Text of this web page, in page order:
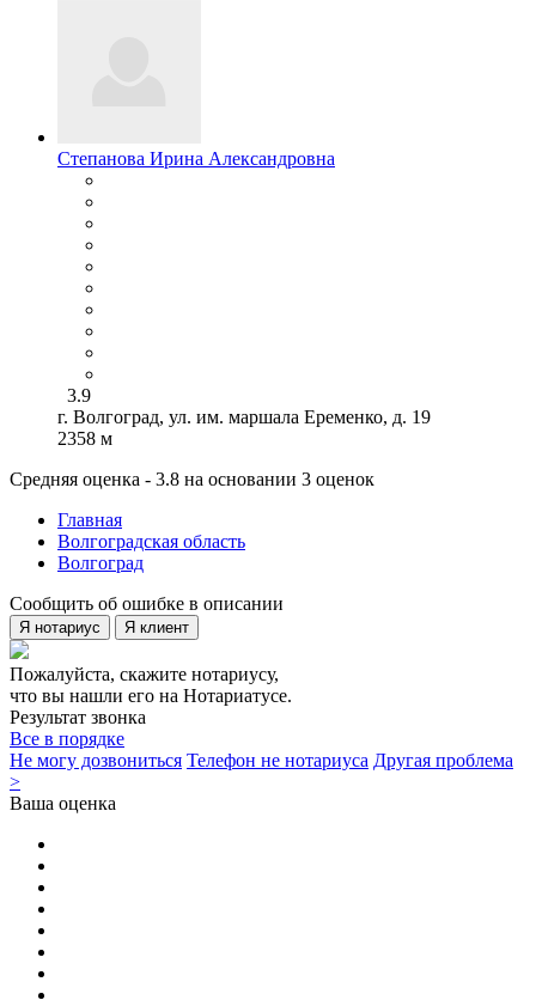
Степанова Ирина Александровна
3.9
г. Волгоград, ул. им. маршала Еременко, д. 19
2358 м
Средняя оценка - 3.8 на основании 3 оценок
Главная
Волгоградская область
Волгоград
Сообщить об ошибке в описании
Я нотариус Я клиент
Пожалуйста, скажите нотариусу,
что вы нашли его на Нотариатусе.
Результат звонка
Все в порядке
Не могу дозвониться Телефон не нотариуса Другая проблема
>
Ваша оценка